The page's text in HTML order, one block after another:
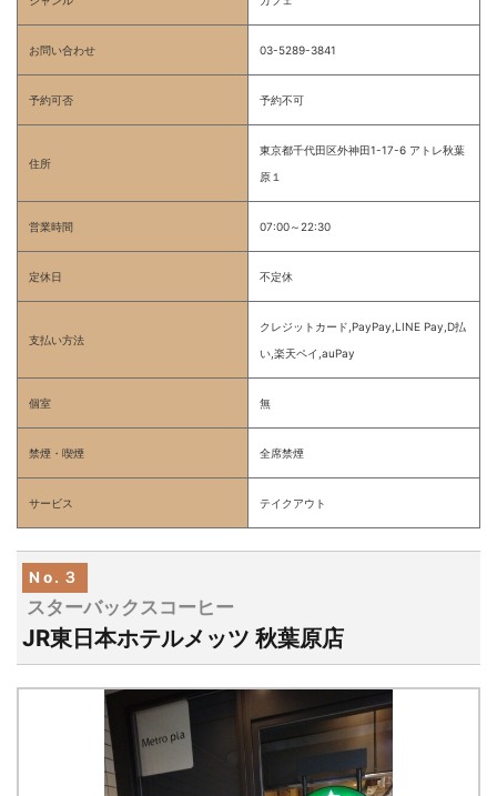
お問い合わせ 03-5289-3841
予約可否 予約不可
住所
東京都千代田区外神田1-17-6 アトレ秋葉
原１
営業時間 07:00～22:30
定休日 不定休
支払い方法
クレジットカード,PayPay,LINE Pay,D払
い,楽天ペイ,auPay
個室 無
禁煙・喫煙 全席禁煙
サービス テイクアウト
No.３
スターバックスコーヒー
JR東日本ホテルメッツ 秋葉原店